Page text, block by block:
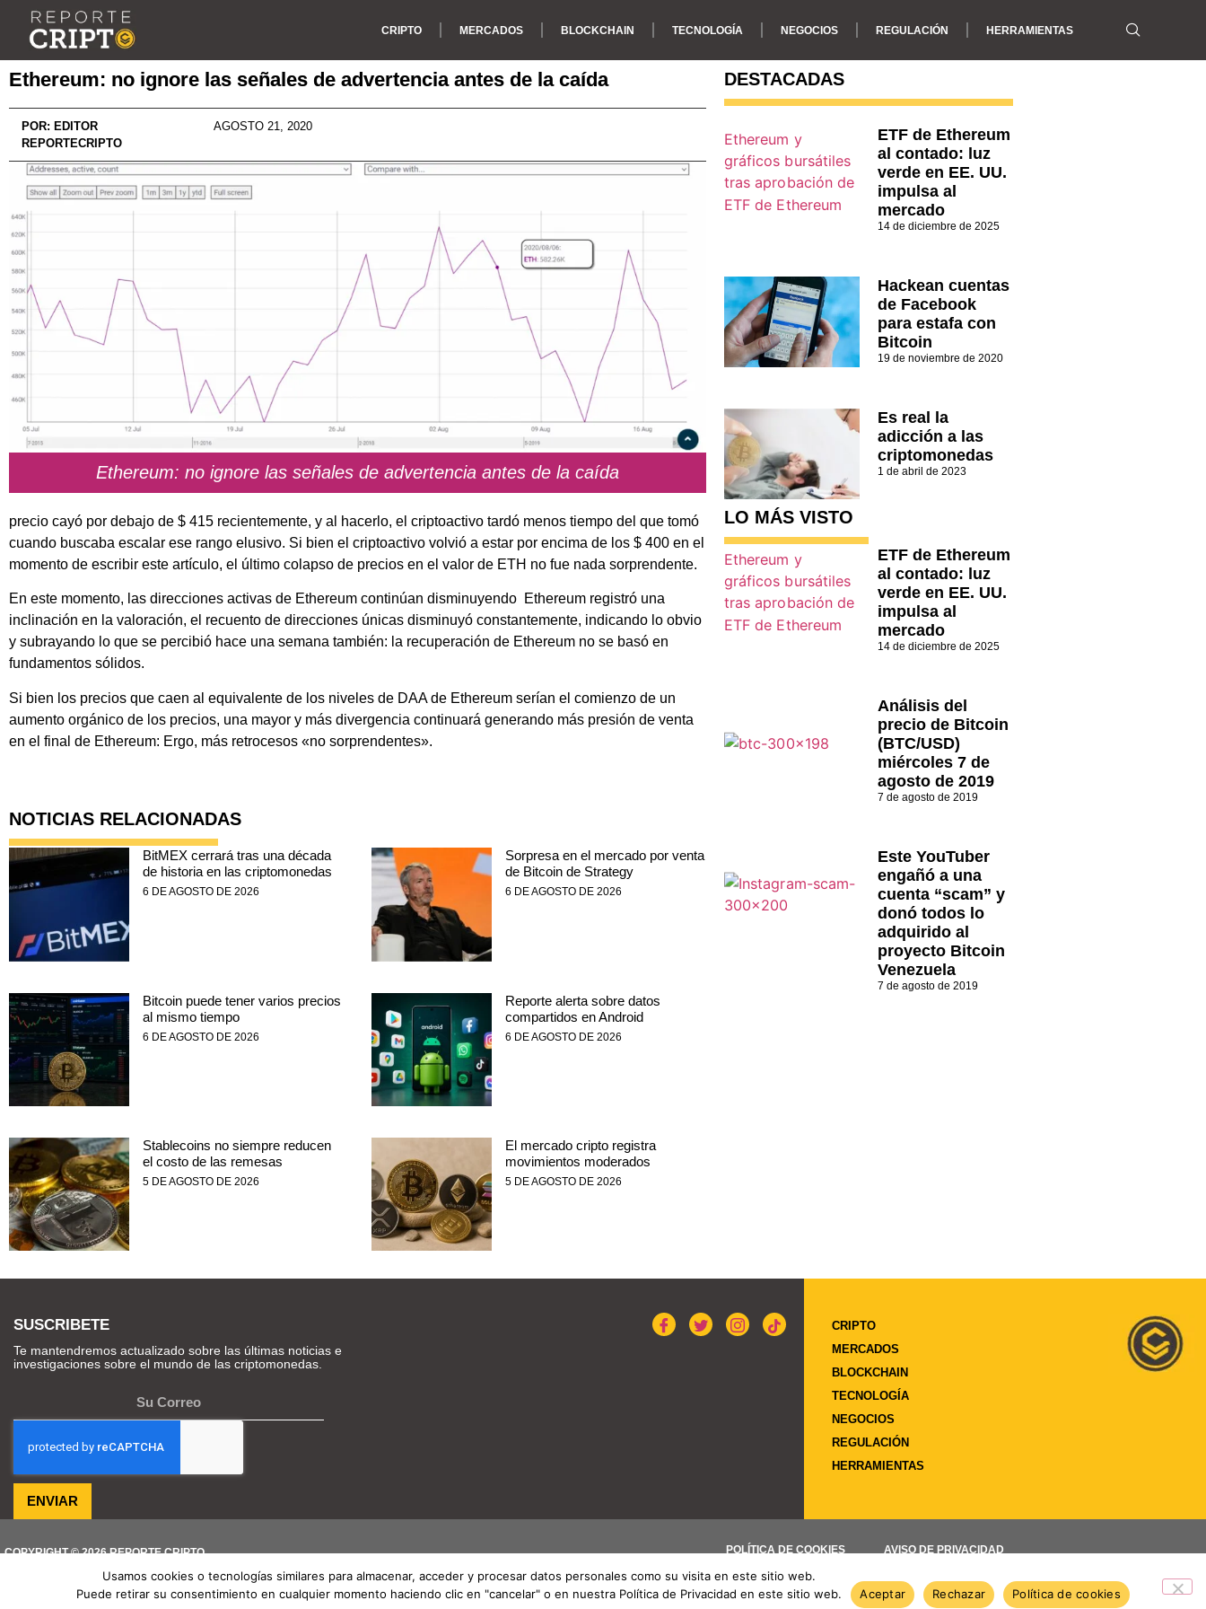
CRIPTO MERCADOS BLOCKCHAIN TECNOLOGÍA NEGOCIOS REGULACIÓN HERRAMIENTAS
Ethereum: no ignore las señales de advertencia antes de la caída
POR: EDITOR
REPORTECRIPTO
AGOSTO 21, 2020
Ethereum: no ignore las señales de advertencia antes de la caída
precio cayó por debajo de $ 415 recientemente, y al hacerlo, el criptoactivo tardó menos tiempo del que tomó
cuando buscaba escalar ese rango elusivo. Si bien el criptoactivo volvió a estar por encima de los $ 400 en el
momento de escribir este artículo, el último colapso de precios en el valor de ETH no fue nada sorprendente.
En este momento, las direcciones activas de Ethereum continúan disminuyendo Ethereum registró una
inclinación en la valoración, el recuento de direcciones únicas disminuyó constantemente, indicando lo obvio
y subrayando lo que se percibió hace una semana también: la recuperación de Ethereum no se basó en
fundamentos sólidos.
Si bien los precios que caen al equivalente de los niveles de DAA de Ethereum serían el comienzo de un
aumento orgánico de los precios, una mayor y más divergencia continuará generando más presión de venta
en el final de Ethereum: Ergo, más retrocesos «no sorprendentes».
NOTICIAS RELACIONADAS
BitMEX cerrará tras una década
de historia en las criptomonedas
6 DE AGOSTO DE 2026
Sorpresa en el mercado por venta
de Bitcoin de Strategy
6 DE AGOSTO DE 2026
Bitcoin puede tener varios precios
al mismo tiempo
6 DE AGOSTO DE 2026
Reporte alerta sobre datos
compartidos en Android
6 DE AGOSTO DE 2026
Stablecoins no siempre reducen
el costo de las remesas
5 DE AGOSTO DE 2026
El mercado cripto registra
movimientos moderados
5 DE AGOSTO DE 2026
DESTACADAS
ETF de Ethereum
al contado: luz
verde en EE. UU.
impulsa al
mercado
14 de diciembre de 2025
Hackean cuentas
de Facebook
para estafa con
Bitcoin
19 de noviembre de 2020
Es real la
adicción a las
criptomonedas
1 de abril de 2023
LO MÁS VISTO
ETF de Ethereum
al contado: luz
verde en EE. UU.
impulsa al
mercado
14 de diciembre de 2025
Análisis del
precio de Bitcoin
(BTC/USD)
miércoles 7 de
agosto de 2019
7 de agosto de 2019
Este YouTuber
engañó a una
cuenta “scam” y
donó todos lo
adquirido al
proyecto Bitcoin
Venezuela
7 de agosto de 2019
SUSCRIBETE
Te mantendremos actualizado sobre las últimas noticias e
investigaciones sobre el mundo de las criptomonedas.
ENVIAR
CRIPTO
MERCADOS
BLOCKCHAIN
TECNOLOGÍA
NEGOCIOS
REGULACIÓN
HERRAMIENTAS
COPYRIGHT © 2026 REPORTE CRIPTO POLÍTICA DE COOKIES AVISO DE PRIVACIDAD
TENDENCIAS HOY Sorpresa en el mercado por venta de Bitcoin de Strategy
Usamos cookies o tecnologías similares para almacenar, acceder y procesar datos personales como su visita en este sitio web.
Puede retirar su consentimiento en cualquier momento haciendo clic en "cancelar" o en nuestra Política de Privacidad en este sitio web.
Aceptar Rechazar Política de cookies